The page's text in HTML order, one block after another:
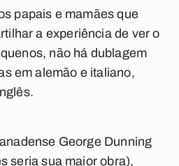
papais e mamães que
a experiência de ver o
não há dublagem
em alemão e italiano,
George Dunning
seria sua maior obra),